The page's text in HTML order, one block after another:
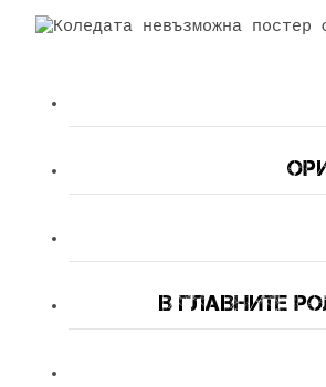
В Главните